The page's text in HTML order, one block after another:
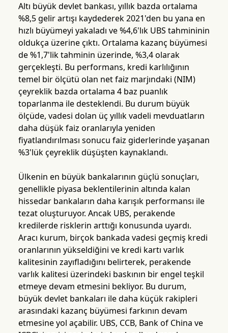
Altı büyük devlet bankası, yıllık bazda ortalama
%8,5 gelir artışı kaydederek 2021'den bu yana en
hızlı büyümeyi yakaladı ve %4,6'lık UBS tahmininin
oldukça üzerine çıktı. Ortalama kazanç büyümesi
de %1,7'lik tahminin üzerinde, %3,4 olarak
gerçekleşti. Bu performans, kredi karlılığının
temel bir ölçütü olan net faiz marjındaki (NIM)
çeyreklik bazda ortalama 4 baz puanlık
toparlanma ile desteklendi. Bu durum büyük
ölçüde, vadesi dolan üç yıllık vadeli mevduatların
daha düşük faiz oranlarıyla yeniden
fiyatlandırılması sonucu faiz giderlerinde yaşanan
%3'lük çeyreklik düşüşten kaynaklandı.
Ülkenin en büyük bankalarının güçlü sonuçları,
genellikle piyasa beklentilerinin altında kalan
hissedar bankaların daha karışık performansı ile
tezat oluşturuyor. Ancak UBS, perakende
kredilerde risklerin arttığı konusunda uyardı.
Aracı kurum, birçok bankada vadesi geçmiş kredi
oranlarının yükseldiğini ve kredi kartı varlık
kalitesinin zayıfladığını belirterek, perakende
varlık kalitesi üzerindeki baskının bir engel teşkil
etmeye devam etmesini bekliyor. Bu durum,
büyük devlet bankaları ile daha küçük rakipleri
arasındaki kazanç büyümesi farkının devam
etmesine yol açabilir. UBS, CCB, Bank of China ve